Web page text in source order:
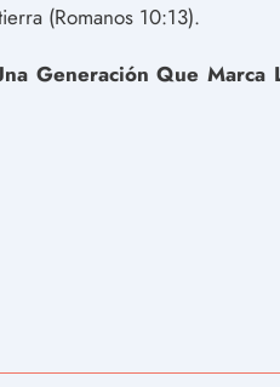
(Romanos 10:13).
Generación Que Marca